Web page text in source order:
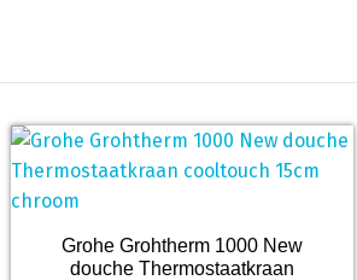
product
Grohe Grohtherm 1000 New
douche Thermostaatkraan